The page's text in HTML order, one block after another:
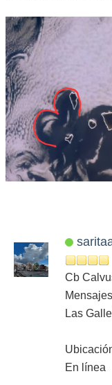
Cb
Las
En línea